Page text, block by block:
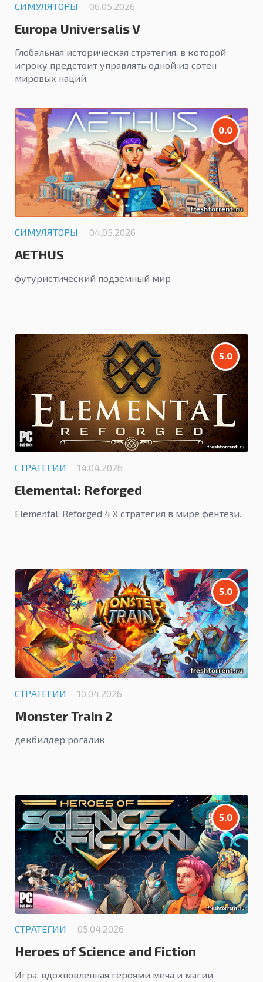
СИМУЛЯТОРЫ 06.05.2026
Europa Universalis V
Глобальная историческая стратегия, в которой
игроку предстоит управлять одной из сотен
мировых наций.
0.0
СИМУЛЯТОРЫ 04.05.2026
AETHUS
футуристический подземный мир
5.0
СТРАТЕГИИ 14.04.2026
Elemental: Reforged
Elemental: Reforged 4 X стратегия в мире фентези.
5.0
СТРАТЕГИИ 10.04.2026
Monster Train 2
декбилдер рогалик
5.0
СТРАТЕГИИ 05.04.2026
Heroes of Science and Fiction
Игра, вдохновленная героями меча и магии